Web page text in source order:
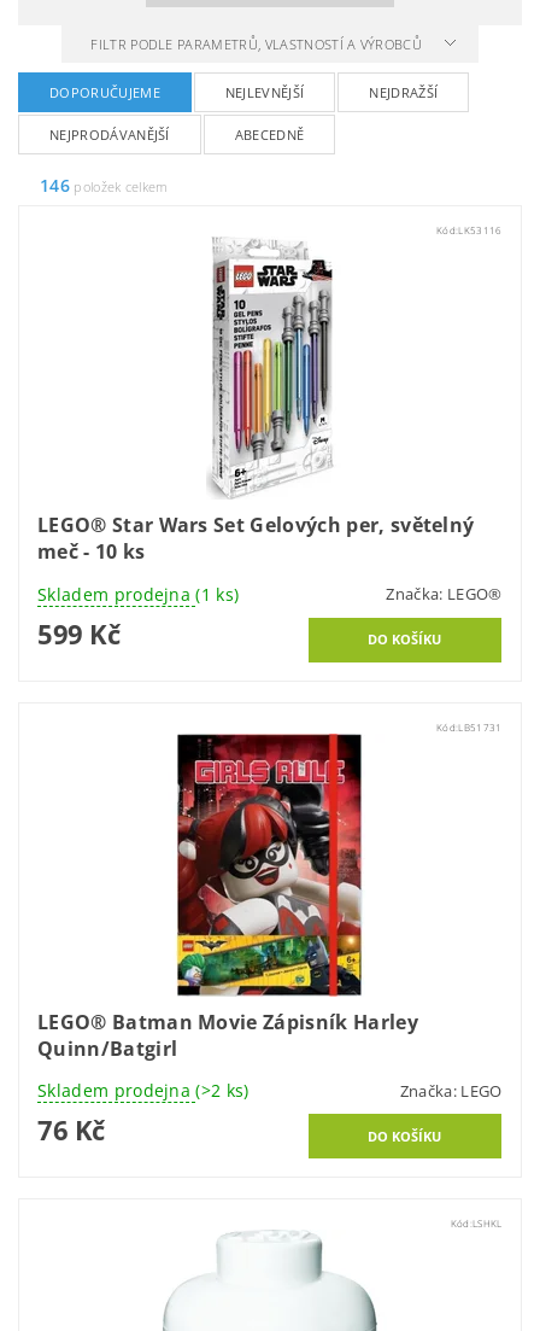
FILTR PODLE PARAMETRŮ, VLASTNOSTÍ A VÝROBCŮ
DOPORUČUJEME NEJLEVNĚJŠÍ NEJDRAŽŠÍ
NEJPRODÁVANĚJŠÍ ABECEDNĚ
146položek celkem
Kód:LK53116
LEGO® Star Wars Set Gelových per, světelný
meč - 10 ks
Skladem prodejna(1 ks) Značka: LEGO®
599 Kč
Kód:LB51731
LEGO® Batman Movie Zápisník Harley
Quinn/Batgirl
Skladem prodejna(>2 ks) Značka: LEGO
76 Kč
Kód:LSHKL